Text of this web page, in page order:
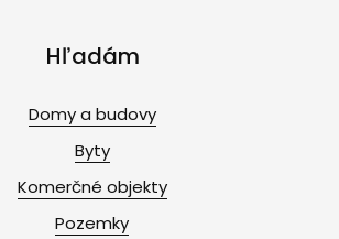
Hľadám
Domy a budovy
Byty
Komerčné objekty
Pozemky